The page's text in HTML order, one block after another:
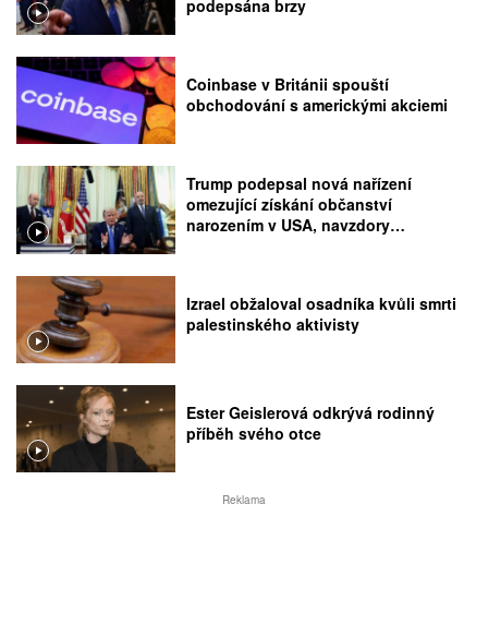
podepsána brzy
Coinbase v Británii spouští
obchodování s americkými akciemi
Trump podepsal nová nařízení
omezující získání občanství
narozením v USA, navzdory
Izrael obžaloval osadníka kvůli smrti
palestinského aktivisty
Ester Geislerová odkrývá rodinný
příběh svého otce
Reklama